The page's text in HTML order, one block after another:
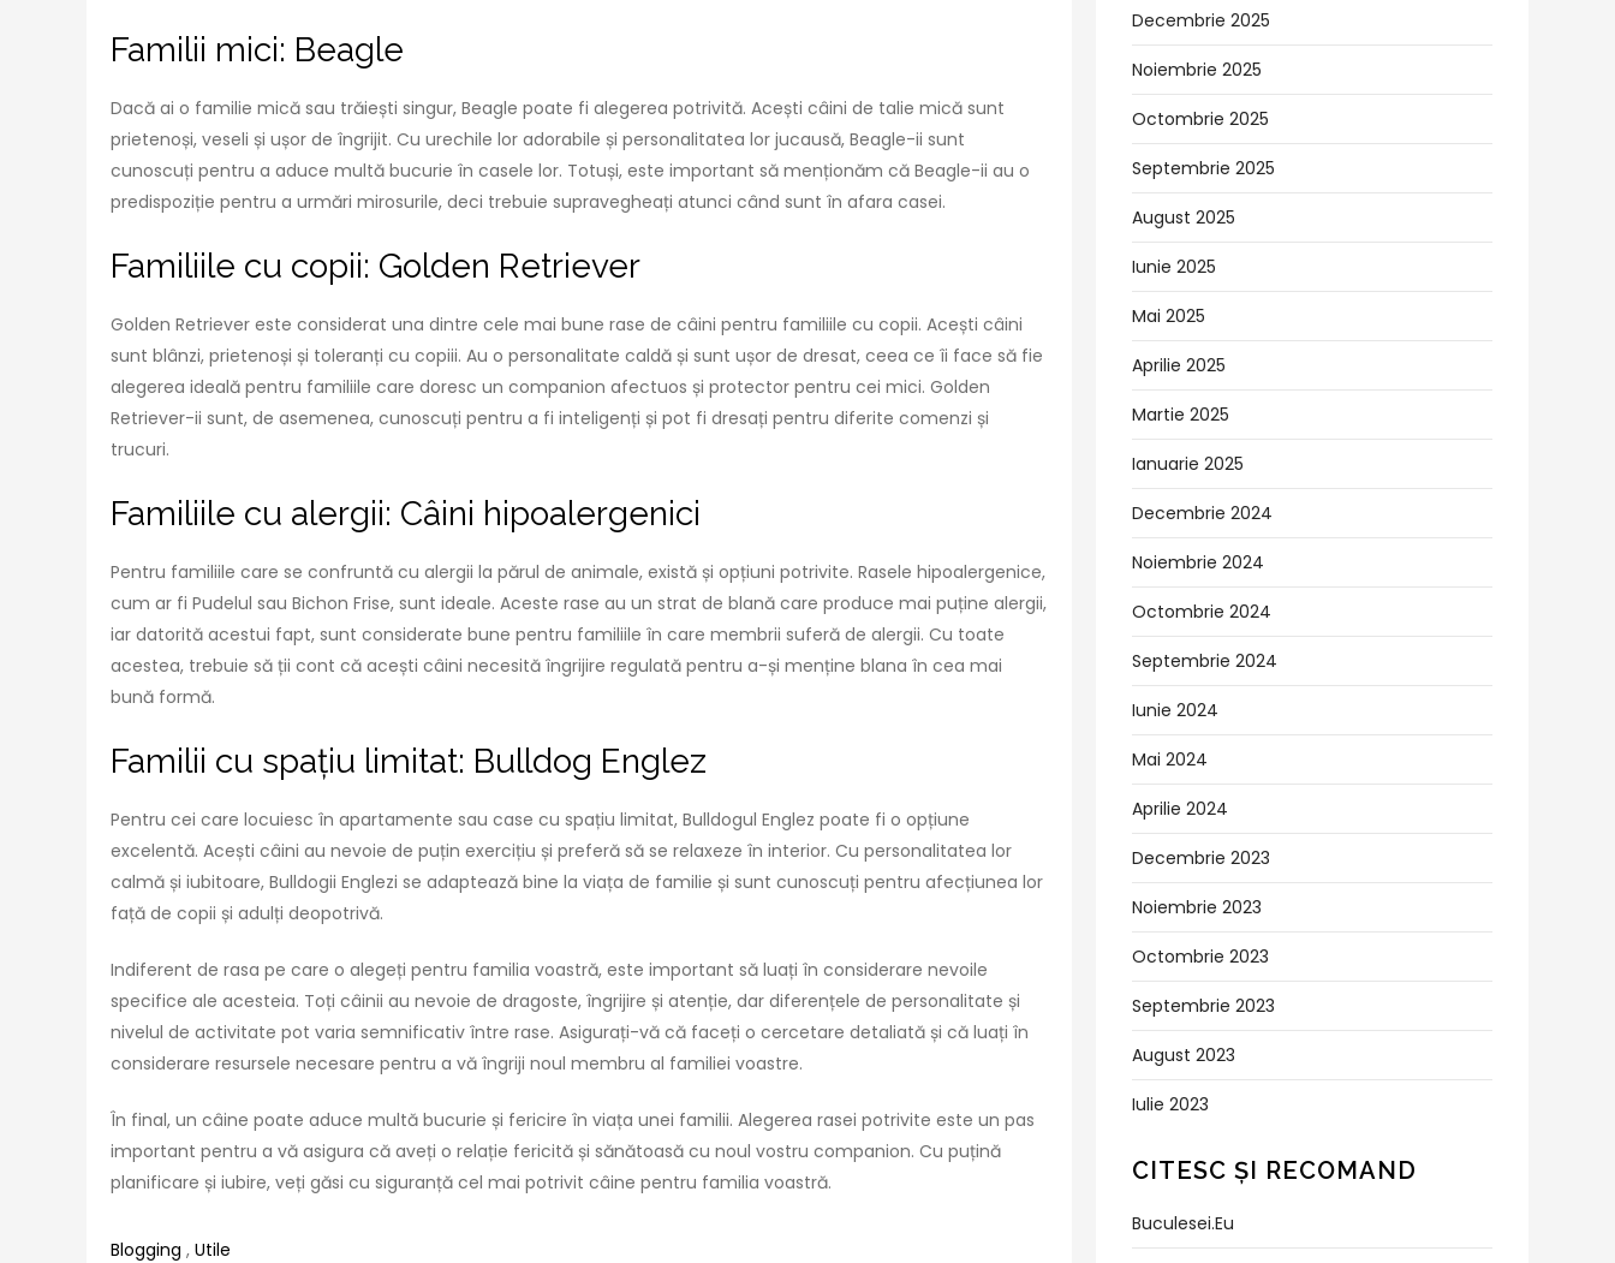
Familii mici: Beagle
Dacă ai o familie mică sau trăiești singur, Beagle poate fi alegerea potrivită. Acești câini de talie mică sunt
prietenoși, veseli și ușor de îngrijit. Cu urechile lor adorabile și personalitatea lor jucausă, Beagle-ii sunt
cunoscuți pentru a aduce multă bucurie în casele lor. Totuși, este important să menționăm că Beagle-ii au o
predispoziție pentru a urmări mirosurile, deci trebuie supravegheați atunci când sunt în afara casei.
Familiile cu copii: Golden Retriever
Golden Retriever este considerat una dintre cele mai bune rase de câini pentru familiile cu copii. Acești câini
sunt blânzi, prietenoși și toleranți cu copiii. Au o personalitate caldă și sunt ușor de dresat, ceea ce îi face să fie
alegerea ideală pentru familiile care doresc un companion afectuos și protector pentru cei mici. Golden
Retriever-ii sunt, de asemenea, cunoscuți pentru a fi inteligenți și pot fi dresați pentru diferite comenzi și
trucuri.
Familiile cu alergii: Câini hipoalergenici
Pentru familiile care se confruntă cu alergii la părul de animale, există și opțiuni potrivite. Rasele hipoalergenice,
cum ar fi Pudelul sau Bichon Frise, sunt ideale. Aceste rase au un strat de blană care produce mai puține alergii,
iar datorită acestui fapt, sunt considerate bune pentru familiile în care membrii suferă de alergii. Cu toate
acestea, trebuie să ții cont că acești câini necesită îngrijire regulată pentru a-și menține blana în cea mai
bună formă.
Familii cu spațiu limitat: Bulldog Englez
Pentru cei care locuiesc în apartamente sau case cu spațiu limitat, Bulldogul Englez poate fi o opțiune
excelentă. Acești câini au nevoie de puțin exercițiu și preferă să se relaxeze în interior. Cu personalitatea lor
calmă și iubitoare, Bulldogii Englezi se adaptează bine la viața de familie și sunt cunoscuți pentru afecțiunea lor
față de copii și adulți deopotrivă.
Indiferent de rasa pe care o alegeți pentru familia voastră, este important să luați în considerare nevoile
specifice ale acesteia. Toți câinii au nevoie de dragoste, îngrijire și atenție, dar diferențele de personalitate și
nivelul de activitate pot varia semnificativ între rase. Asigurați-vă că faceți o cercetare detaliată și că luați în
considerare resursele necesare pentru a vă îngriji noul membru al familiei voastre.
În final, un câine poate aduce multă bucurie și fericire în viața unei familii. Alegerea rasei potrivite este un pas
important pentru a vă asigura că aveți o relație fericită și sănătoasă cu noul vostru companion. Cu puțină
planificare și iubire, veți găsi cu siguranță cel mai potrivit câine pentru familia voastră.
Blogging , Utile
Decembrie 2025
Noiembrie 2025
Octombrie 2025
Septembrie 2025
August 2025
Iunie 2025
Mai 2025
Aprilie 2025
Martie 2025
Ianuarie 2025
Decembrie 2024
Noiembrie 2024
Octombrie 2024
Septembrie 2024
Iunie 2024
Mai 2024
Aprilie 2024
Decembrie 2023
Noiembrie 2023
Octombrie 2023
Septembrie 2023
August 2023
Iulie 2023
CITESC ȘI RECOMAND
Buculesei.eu